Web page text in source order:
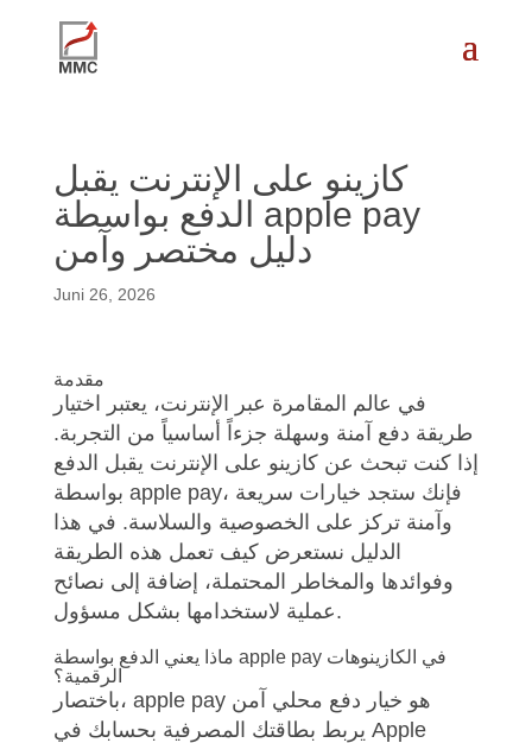
كازينو على الإنترنت يقبل
الدفع بواسطة apple pay
دليل مختصر وآمن
Juni 26, 2026
مقدمة
في عالم المقامرة عبر الإنترنت، يعتبر اختيار
طريقة دفع آمنة وسهلة جزءاً أساسياً من التجربة.
إذا كنت تبحث عن كازينو على الإنترنت يقبل الدفع
بواسطة apple pay، فإنك ستجد خيارات سريعة
وآمنة تركز على الخصوصية والسلاسة. في هذا
الدليل نستعرض كيف تعمل هذه الطريقة
وفوائدها والمخاطر المحتملة، إضافة إلى نصائح
عملية لاستخدامها بشكل مسؤول.
ماذا يعني الدفع بواسطة apple pay في الكازينوهات
الرقمية؟
باختصار، apple pay هو خيار دفع محلي آمن
يربط بطاقتك المصرفية بحسابك في Apple